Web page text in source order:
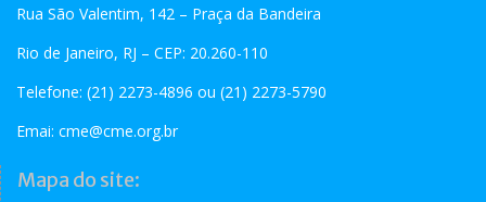
Rua São Valentim, 142 – Praça da Bandeira
Rio de Janeiro, RJ – CEP: 20.260-110
Telefone: (21) 2273-4896 ou (21) 2273-5790
Emai: cme@cme.org.br
Mapa do site: